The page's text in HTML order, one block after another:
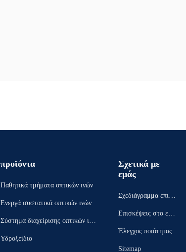
προϊόντα
Παθητικά τμήματα οπτικών ινών
Ενεργά συστατικά οπτικών ινών
Σύστημα διαχείρισης οπτικών ινώ
Υδροξείδιο
Σχετικά με
εμάς
Σχεδιάγραμμα επιχεί
Επισκέψεις στο εργ
Έλεγχος ποιότητας
Sitemap